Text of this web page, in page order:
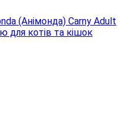
(Анімонда) Carny Adult
для котів та кішок